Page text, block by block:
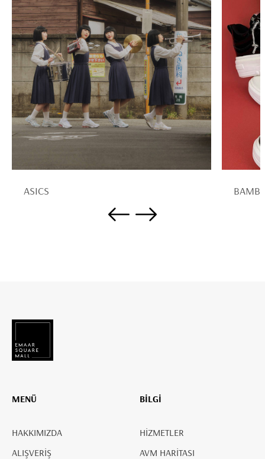
ASICS BAMBİ
MENÜ
HAKKIMIZDA
ALIŞVERİŞ
BİLGİ
HİZMETLER
AVM HARİTASI